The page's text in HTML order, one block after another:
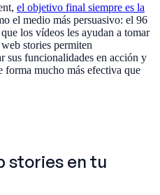
el objetivo final siempre es la
el medio más persuasivo: el 96
los vídeos les ayudan a tomar
stories permiten
sus funcionalidades en acción y
forma mucho más efectiva que
stories en tu